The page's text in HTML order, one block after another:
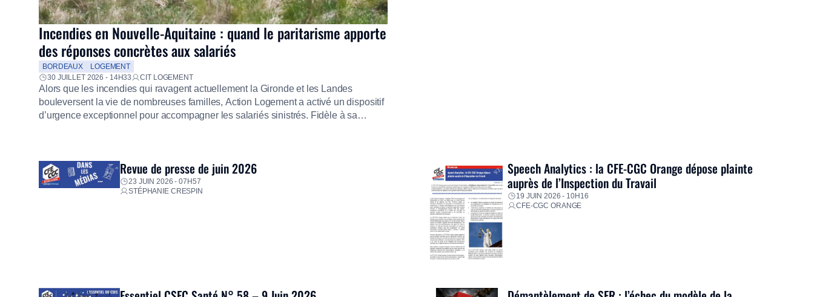
Incendies en Nouvelle-Aquitaine : quand le paritarisme apporte
des réponses concrètes aux salariés
BORDEAUX
LOGEMENT
30 JUILLET 2026 - 14H33
CIT LOGEMENT
Alors que les incendies qui ravagent actuellement la Gironde et les Landes
bouleversent la vie de nombreuses familles, Action Logement a activé un dispositif
d’urgence exceptionnel pour accompagner les salariés sinistrés. Fidèle à sa
Revue de presse de juin 2026
23 JUIN 2026 - 07H57
STÉPHANIE CRESPIN
Speech Analytics : la CFE-CGC Orange dépose plainte
auprès de l’Inspection du Travail
19 JUIN 2026 - 10H16
CFE-CGC ORANGE